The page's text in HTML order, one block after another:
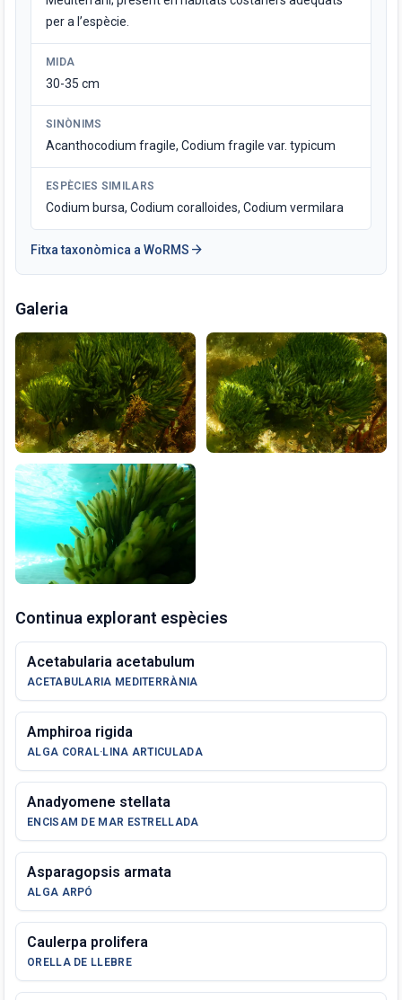
per a l’espècie.
MIDA
30-35 cm
SINÒNIMS
Acanthocodium fragile, Codium fragile var. typicum
ESPÈCIES SIMILARS
Codium bursa, Codium coralloides, Codium vermilara
Fitxa taxonòmica a WoRMS arrow_forward
Galeria
Continua explorant espècies
Acetabularia acetabulum
ACETABULARIA MEDITERRÀNIA
Amphiroa rigida
ALGA CORAL·LINA ARTICULADA
Anadyomene stellata
ENCISAM DE MAR ESTRELLADA
Asparagopsis armata
ALGA ARPÓ
Caulerpa prolifera
ORELLA DE LLEBRE